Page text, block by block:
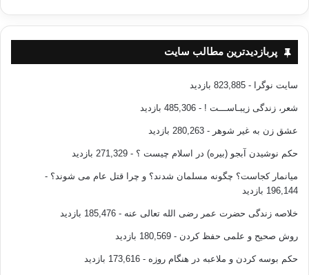
پربازدیدترین مطالب سایت
سایت نوگرا - 823,885 بازدید
شعر، زندگی زیبـاســـت ! - 485,306 بازدید
عشق زن به غیر شوهر - 280,263 بازدید
حکم نوشیدن آبجو (بیره) در اسلام چیست ؟ - 271,329 بازدید
میانمار کجاست؟ چگونه مسلمان شدند؟ و چرا قتل عام می شوند؟ -
196,144 بازدید
خلاصه زندگی حضرت عمر رضی الله تعالی عنه - 185,476 بازدید
روش صحیح و علمی حفظ کردن - 180,569 بازدید
حکم بوسه کردن و ملاعبه در هنگام روزه - 173,616 بازدید